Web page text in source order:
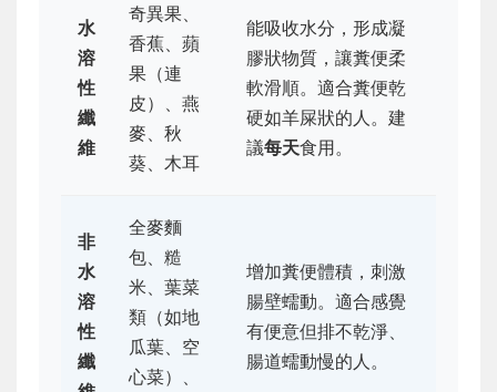
水
溶
性
纖
維
奇異果、
香蕉、蘋
果（連
皮）、燕
麥、秋
葵、木耳
能吸收水分，形成凝
膠狀物質，讓糞便柔
軟滑順。適合糞便乾
硬如羊屎狀的人。建
議每天食用。
非
水
溶
性
纖
全麥麵
包、糙
米、葉菜
類（如地
瓜葉、空
心菜）、
增加糞便體積，刺激
腸壁蠕動。適合感覺
有便意但排不乾淨、
腸道蠕動慢的人。